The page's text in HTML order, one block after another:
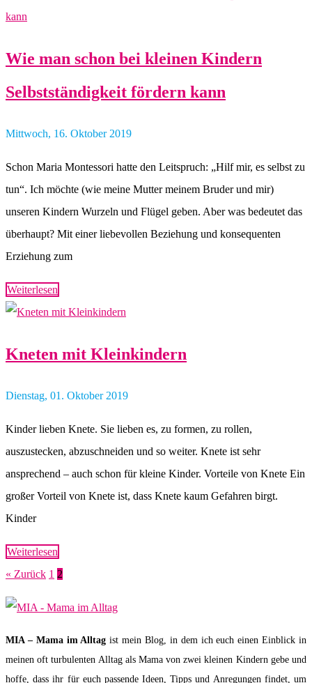
Wie man schon bei kleinen Kindern
Selbstständigkeit fördern kann
Mittwoch, 16. Oktober 2019
Schon Maria Montessori hatte den Leitspruch: „Hilf mir, es selbst zu
tun“. Ich möchte (wie meine Mutter meinem Bruder und mir)
unseren Kindern Wurzeln und Flügel geben. Aber was bedeutet das
überhaupt? Mit einer liebevollen Beziehung und konsequenten
Erziehung zum
Weiterlesen
Kneten mit Kleinkindern
Dienstag, 01. Oktober 2019
Kinder lieben Knete. Sie lieben es, zu formen, zu rollen,
auszustecken, abzuschneiden und so weiter. Knete ist sehr
ansprechend – auch schon für kleine Kinder. Vorteile von Knete Ein
großer Vorteil von Knete ist, dass Knete kaum Gefahren birgt.
Kinder
Weiterlesen
« Zurück 1 2
MIA – Mama im Alltag ist mein Blog, in dem ich euch einen Einblick in
meinen oft turbulenten Alltag als Mama von zwei kleinen Kindern gebe und
hoffe, dass ihr für euch passende Ideen, Tipps und Anregungen findet, um